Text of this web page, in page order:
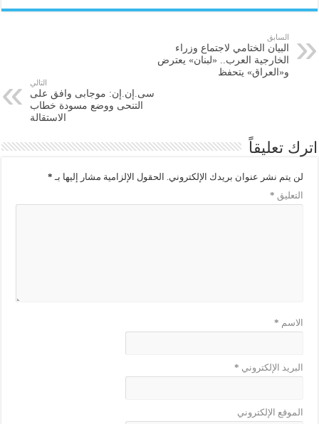
السابق
البيان الختامي لاجتماع وزراء
الخارجية العرب.. «لبنان» يعترض
و«العراق» يتحفظ
التالي
سى.إن.إن: موجابى وافق على
التنحى ووضع مسودة خطاب
الاستقالة
اترك تعليقاً
لن يتم نشر عنوان بريدك الإلكتروني. الحقول الإلزامية مشار إليها بـ *
التعليق *
الاسم *
البريد الإلكتروني *
الموقع الإلكتروني